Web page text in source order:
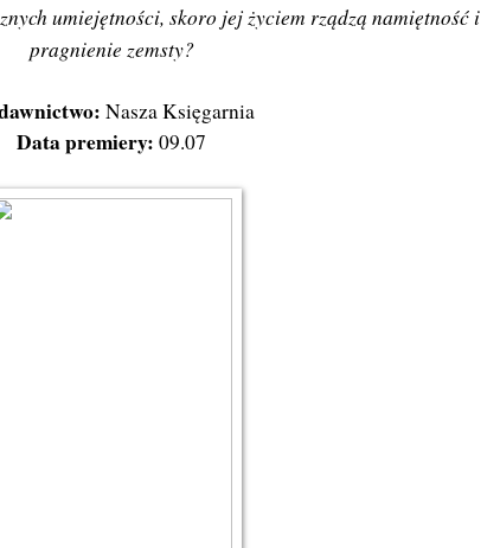
umiejętności, skoro jej życiem rządzą namiętność i
pragnienie zemsty?
Nasza Księgarnia
Data premiery: 09.07